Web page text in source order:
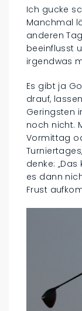
Ich gucke
Manchmal
anderen
beeinflusst
irgendwas
Es gibt ja
drauf,
Geringsten
noch nicht.
Vormittag
denke:
es dann
Frust